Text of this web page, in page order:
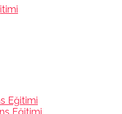
Eğitimi